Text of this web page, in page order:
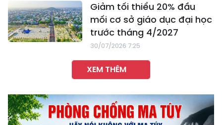
Giảm tối thiểu 20% đầu
mối cơ sở giáo dục đại học
trước tháng 4/2027
30/07/2026 7:25
XEM THÊM